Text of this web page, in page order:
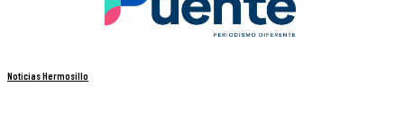
Noticias Hermosillo